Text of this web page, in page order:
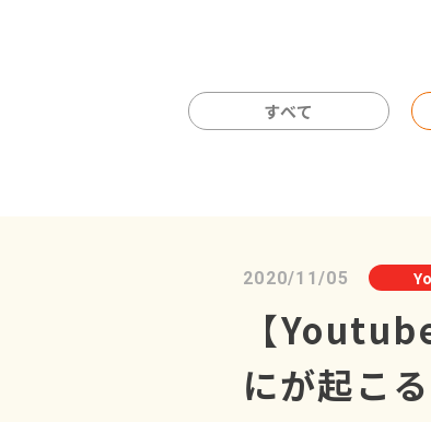
すべて
2020/11/05
【
にが起こ